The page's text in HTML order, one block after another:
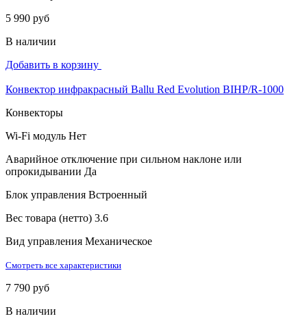
5 990 руб
В наличии
Добавить в корзину
Конвектор инфракрасный Ballu Red Evolution BIHP/R-1000
Конвекторы
Wi-Fi модуль Нет
Аварийное отключение при сильном наклоне или
опрокидывании Да
Блок управления Встроенный
Вес товара (нетто) 3.6
Вид управления Механическое
Смотреть все характеристики
7 790 руб
В наличии